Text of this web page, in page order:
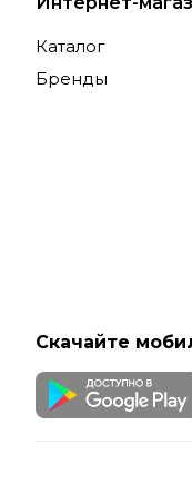
Каталог
Бренды
Скачайте